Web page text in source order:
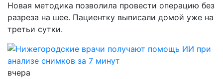
Новая методика позволила провести операцию без
разреза на шее. Пациентку выписали домой уже на
третьи сутки.
вчера